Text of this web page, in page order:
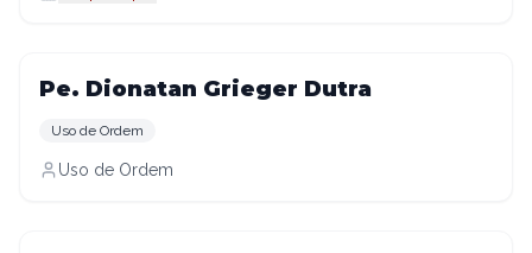
Pe. Dionatan Grieger Dutra
Uso de Ordem
Uso de Ordem